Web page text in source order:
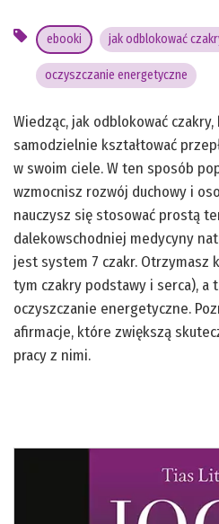
ebooki jak odblokować
oczyszczanie energetyczne
Wiedząc, jak odblokować
samodzielnie kształtować
w swoim ciele. W ten sposób
wzmocnisz rozwój duchowy i
nauczysz się stosować prostą
dalekowschodniej medycyny
jest system 7 czakr. Otrzymasz
tym czakry podstawy i serca), a
oczyszczanie energetyczne.
afirmacje, które zwiększą
pracy z nimi.